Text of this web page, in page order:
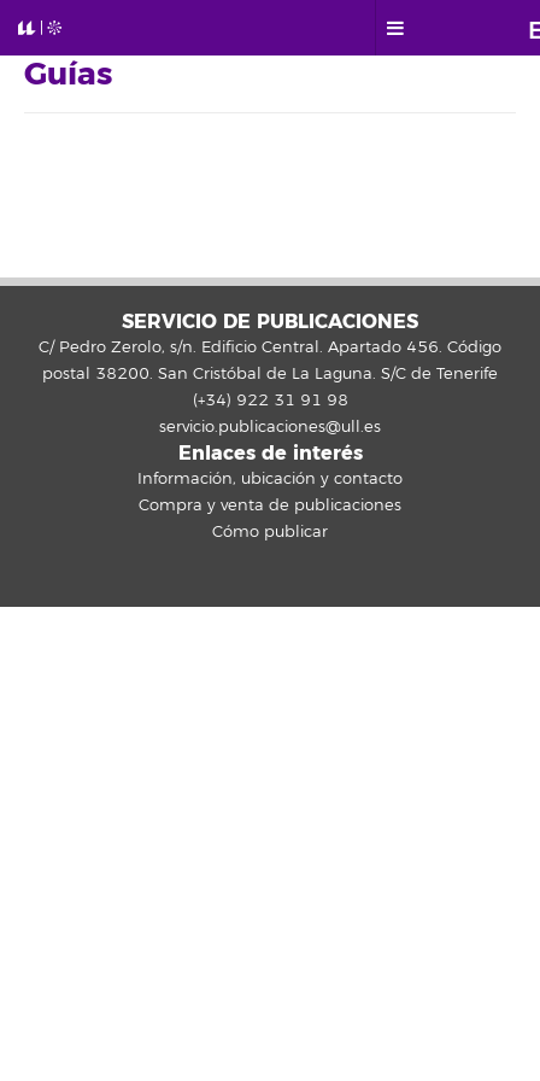
Guías
SERVICIO DE PUBLICACIONES
C/ Pedro Zerolo, s/n. Edificio Central. Apartado 456. Código
postal 38200. San Cristóbal de La Laguna. S/C de Tenerife
(+34) 922 31 91 98
servicio.publicaciones@ull.es
Enlaces de interés
Información, ubicación y contacto
Compra y venta de publicaciones
Cómo publicar